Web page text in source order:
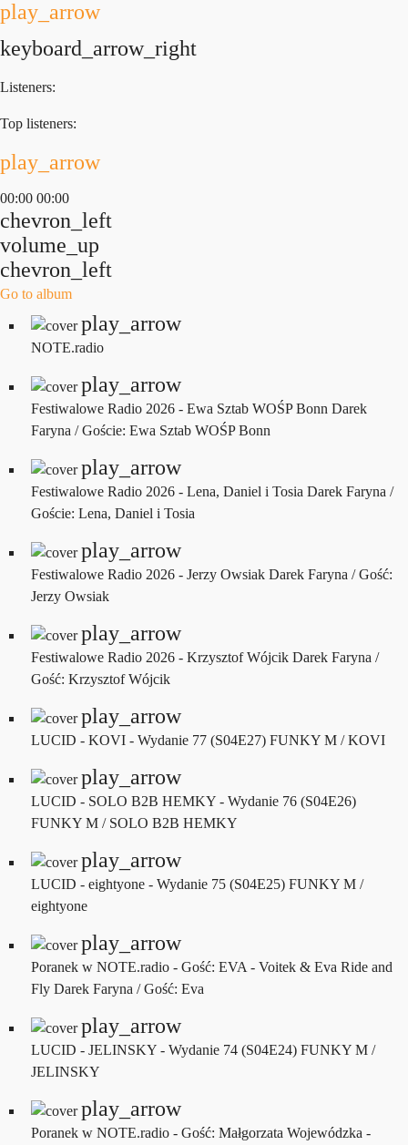
play_arrow
keyboard_arrow_right
Listeners:
Top listeners:
play_arrow
00:00 00:00
chevron_left
volume_up
chevron_left
Go to album
play_arrow
NOTE.radio
play_arrow
Festiwalowe Radio 2026 - Ewa Sztab WOŚP Bonn Darek
Faryna / Goście: Ewa Sztab WOŚP Bonn
play_arrow
Festiwalowe Radio 2026 - Lena, Daniel i Tosia Darek Faryna /
Goście: Lena, Daniel i Tosia
play_arrow
Festiwalowe Radio 2026 - Jerzy Owsiak Darek Faryna / Gość:
Jerzy Owsiak
play_arrow
Festiwalowe Radio 2026 - Krzysztof Wójcik Darek Faryna /
Gość: Krzysztof Wójcik
play_arrow
LUCID - KOVI - Wydanie 77 (S04E27) FUNKY M / KOVI
play_arrow
LUCID - SOLO B2B HEMKY - Wydanie 76 (S04E26)
FUNKY M / SOLO B2B HEMKY
play_arrow
LUCID - eightyone - Wydanie 75 (S04E25) FUNKY M /
eightyone
play_arrow
Poranek w NOTE.radio - Gość: EVA - Voitek & Eva Ride and
Fly Darek Faryna / Gość: Eva
play_arrow
LUCID - JELINSKY - Wydanie 74 (S04E24) FUNKY M /
JELINSKY
play_arrow
Poranek w NOTE.radio - Gość: Małgorzata Wojewódzka -